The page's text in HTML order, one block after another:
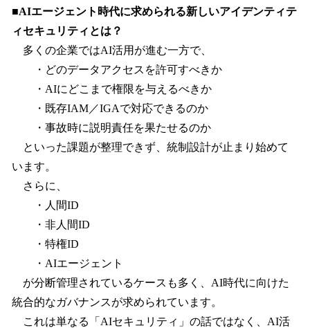
■AIエージェント時代に求められる新しいアイデンティテ
ィセキュリティとは？
多くの企業ではAI活用が進む一方で、
・どのデータアクセスを許可すべきか
・AIにどこまで権限を与えるべきか
・既存IAM／IGAで対応できるのか
・事故時に説明責任を果たせるのか
といった課題が整理できず、統制設計が止まり始めて
います。
さらに、
・人間ID
・非人間ID
・特権ID
・AIエージェント
が分断管理されているケースも多く、AI時代に向けた
統合的なガバナンスが求められています。
これは単なる「AIセキュリティ」の話ではなく、AI活